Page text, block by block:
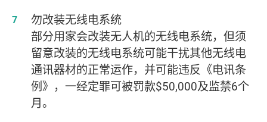
勿改装无线电系统
部分用家会改装无人机的无线电系统，但须
留意改装的无线电系统可能干扰其他无线电
通讯器材的正常运作，并可能违反《电讯条
例》，一经定罪可被罚款$50,000及监禁6个
月。